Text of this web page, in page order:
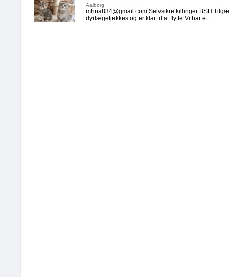
Aalborg
mhria834@gmail.com Selvsikre killinger BSH
dyrlægetjekkes og er klar til at flytte Vi har et...